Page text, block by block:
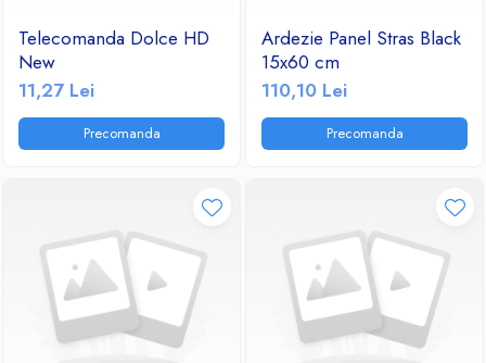
Telecomanda Dolce HD
New
11,27 Lei
Precomanda
Ardezie Panel Stras Black
15x60 cm
110,10 Lei
Precomanda